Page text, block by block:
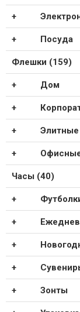
Посуда
Флешки (159)
Дом
Элитные
Часы (40)
Зонты